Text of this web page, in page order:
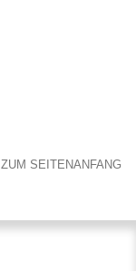
ZUM SEITENANFANG